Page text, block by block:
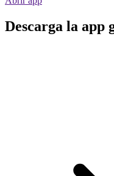
Descarga la